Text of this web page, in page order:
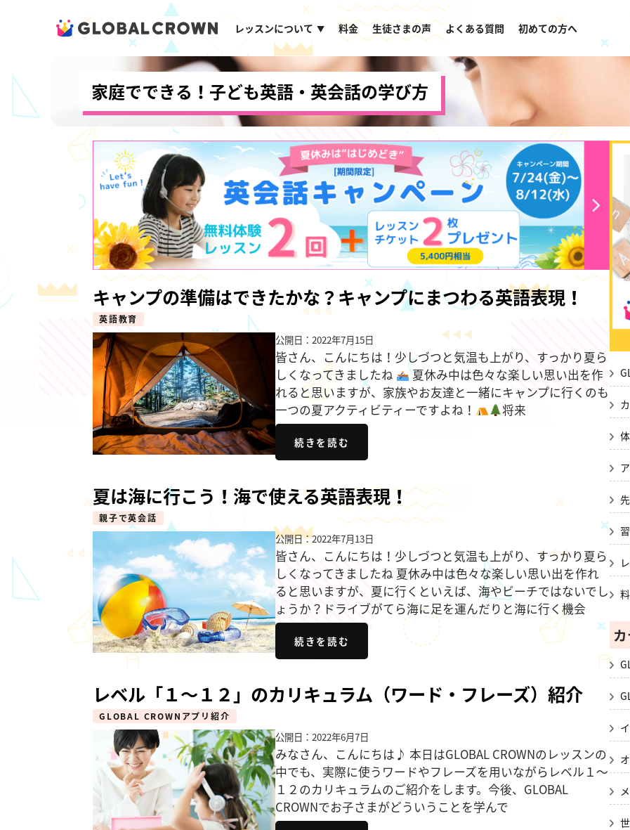
レッスンについて ▼ 料金 生徒さまの声 よくある質問 初めての方へ
家庭でできる！子ども英語・英会話の学び方
キャンプの準備はできたかな？キャンプにまつわる英語表現！
英語教育
公開日：2022年7月15日
皆さん、こんにちは！少しづつと気温も上がり、すっかり夏ら
しくなってきましたね
夏休み中は色々な楽しい思い出を作
れると思いますが、家族やお友達と一緒にキャンプに行くのも
一つの夏アクティビティーですよね！
将来
続きを読む
夏は海に行こう！海で使える英語表現！
親子で英会話
公開日：2022年7月13日
皆さん、こんにちは！少しづつと気温も上がり、すっかり夏ら
しくなってきましたね 夏休み中は色々な楽しい思い出を作れ
ると思いますが、夏に行くといえば、海やビーチではないでし
ょうか？ドライブがてら海に足を運んだりと海に行く機会
続きを読む
レベル「１～１２」のカリキュラム（ワード・フレーズ）紹介
GLOBAL CROWNアプリ紹介
公開日：2022年6月7日
みなさん、こんにちは♪ 本日はGLOBAL CROWNのレッスンの
中でも、実際に使うワードやフレーズを用いながらレベル１～
１２のカリキュラムのご紹介をします。今後、GLOBAL
CROWNでお子さまがどういうことを学んで